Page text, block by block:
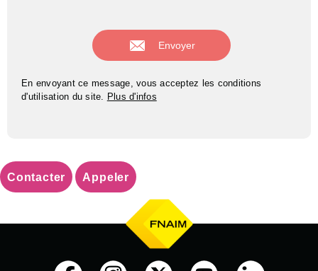
En envoyant ce message, vous acceptez les conditions
d'utilisation du site. Plus d'infos
Contacter Appeler